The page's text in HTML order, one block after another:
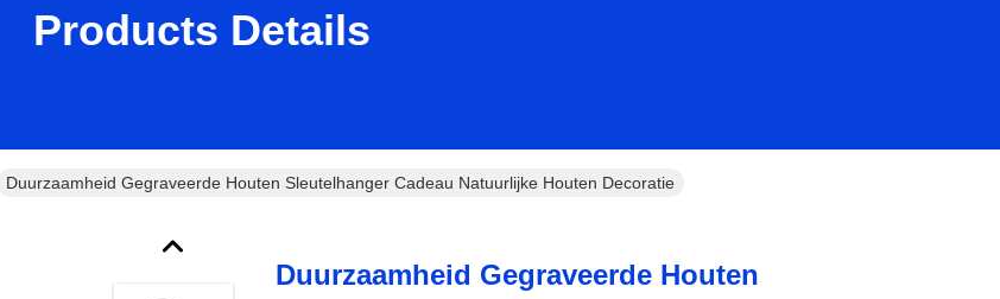
Products Details
Duurzaamheid Gegraveerde Houten Sleutelhanger Cadeau Natuurlijke Houten Decoratie
Duurzaamheid Gegraveerde Houten